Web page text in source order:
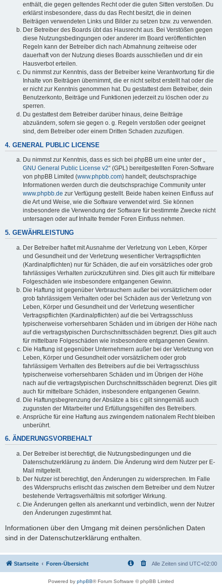
enthält, die gegen geltendes Recht oder die guten Sitten verstoßen. Du
erklärst insbesondere, dass du das Recht besitzt, die in deinen
Beiträgen verwendeten Links und Bilder zu setzen bzw. zu verwenden.
Der Betreiber des Boards übt das Hausrecht aus. Bei Verstößen gegen
diese Nutzungsbedingungen oder anderer im Board veröffentlichten
Regeln kann der Betreiber dich nach Abmahnung zeitweise oder
dauerhaft von der Nutzung dieses Boards ausschließen und dir ein
Hausverbot erteilen.
Du nimmst zur Kenntnis, dass der Betreiber keine Verantwortung für die
Inhalte von Beiträgen übernimmt, die er nicht selbst erstellt hat oder die
er nicht zur Kenntnis genommen hat. Du gestattest dem Betreiber, dein
Benutzerkonto, Beiträge und Funktionen jederzeit zu löschen oder zu
sperren.
Du gestattest dem Betreiber darüber hinaus, deine Beiträge
abzuändern, sofern sie gegen o. g. Regeln verstoßen oder geeignet
sind, dem Betreiber oder einem Dritten Schaden zuzufügen.
4. GENERAL PUBLIC LICENSE
Du nimmst zur Kenntnis, dass es sich bei phpBB um eine unter der „
GNU General Public License v2“ (GPL) bereitgestellten Foren-Software
von phpBB Limited (www.phpbb.com) handelt; deutschsprachige
Informationen werden durch die deutschsprachige Community unter
www.phpbb.de zur Verfügung gestellt. Beide haben keinen Einfluss auf
die Art und Weise, wie die Software verwendet wird. Sie können
insbesondere die Verwendung der Software für bestimmte Zwecke nicht
untersagen oder auf Inhalte fremder Foren Einfluss nehmen.
5. GEWÄHRLEISTUNG
Der Betreiber haftet mit Ausnahme der Verletzung von Leben, Körper
und Gesundheit und der Verletzung wesentlicher Vertragspflichten
(Kardinalpflichten) nur für Schäden, die auf ein vorsätzliches oder grob
fahrlässiges Verhalten zurückzuführen sind. Dies gilt auch für mittelbare
Folgeschäden wie insbesondere entgangenen Gewinn.
Die Haftung ist gegenüber Verbrauchern außer bei vorsätzlichem oder
grob fahrlässigem Verhalten oder bei Schäden aus der Verletzung von
Leben, Körper und Gesundheit und der Verletzung wesentlicher
Vertragspflichten (Kardinalpflichten) auf die bei Vertragsschluss
typischerweise vorhersehbaren Schäden und im übrigen der Höhe nach
auf die vertragstypischen Durchschnittsschäden begrenzt. Dies gilt auch
für mittelbare Folgeschäden wie insbesondere entgangenen Gewinn.
Die Haftung ist gegenüber Unternehmern außer bei der Verletzung von
Leben, Körper und Gesundheit oder vorsätzlichem oder grob
fahrlässigem Verhalten des Betreibers auf die bei Vertragsschluss
typischerweise vorhersehbaren Schäden und im Übrigen der Höhe
nach auf die vertragstypischen Durchschnittsschäden begrenzt. Dies gilt
auch für mittelbare Schäden, insbesondere entgangenen Gewinn.
Die Haftungsbegrenzung der Absätze a bis c gilt sinngemäß auch
zugunsten der Mitarbeiter und Erfüllungsgehilfen des Betreibers.
Ansprüche für eine Haftung aus zwingendem nationalem Recht bleiben
unberührt.
6. ÄNDERUNGSVORBEHALT
Der Betreiber ist berechtigt, die Nutzungsbedingungen und die
Datenschutzerklärung zu ändern. Die Änderung wird dem Nutzer per E-
Mail mitgeteilt.
Der Nutzer ist berechtigt, den Änderungen zu widersprechen. Im Falle
des Widerspruchs erlischt das zwischen dem Betreiber und dem Nutzer
bestehende Vertragsverhältnis mit sofortiger Wirkung.
Die Änderungen gelten als anerkannt und verbindlich, wenn der Nutzer
den Änderungen zugestimmt hat.
Informationen über den Umgang mit deinen persönlichen Daten
sind in der Datenschutzerklärung enthalten.
Startseite Foren-Übersicht Alle Zeiten sind UTC+02:00
Powered by phpBB® Forum Software © phpBB Limited